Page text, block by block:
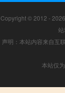
Copyright © 2012 - 2026
声明：本站内容来自互
本站仅